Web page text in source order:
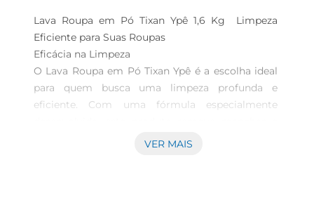
Lava Roupa em Pó Tixan Ypê 1,6 Kg  Limpeza
Eficiente para Suas Roupas
Eficácia na Limpeza
O Lava Roupa em Pó Tixan Ypê é a escolha ideal
para quem busca uma limpeza profunda e
eficiente. Com uma fórmula especialmente
sujeiras, proporcionando roupas limpas e com
VER MAIS